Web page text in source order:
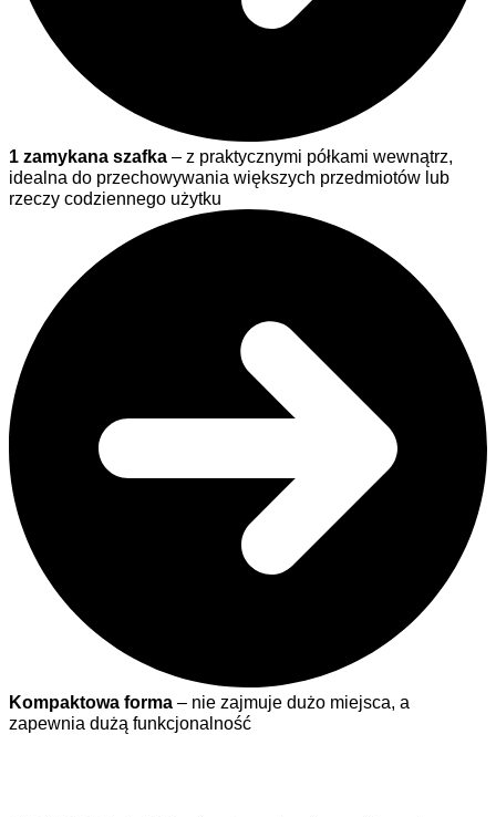
1 zamykana szafka – z praktycznymi półkami wewnątrz,
idealna do przechowywania większych przedmiotów lub
rzeczy codziennego użytku
Kompaktowa forma – nie zajmuje dużo miejsca, a
zapewnia dużą funkcjonalność